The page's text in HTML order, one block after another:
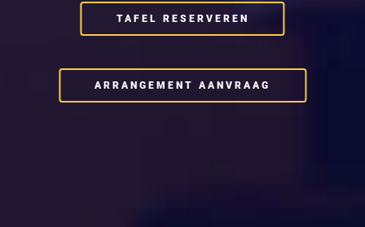
TAFEL RESERVEREN
ARRANGEMENT AANVRAAG